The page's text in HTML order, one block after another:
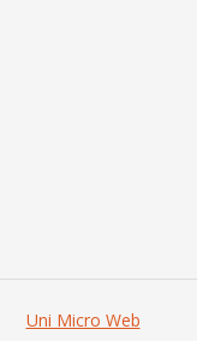
Uni Micro Web